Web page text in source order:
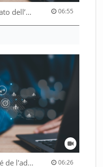
Il sistema salariale ottimizzato dell’Amministrazione federale 06:55
Le système salarial optimisé de l'administration fédérale 06:26